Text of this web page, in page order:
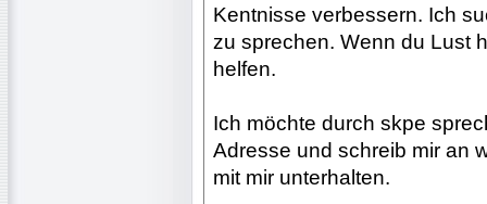
Kentnisse verbessern. Ich
zu sprechen. Wenn du Lust
helfen.
Ich möchte durch skpe
Adresse und schreib mir an
mit mir unterhalten.